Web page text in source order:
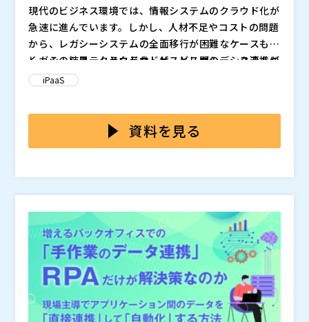
す。
が将来的な運用負荷につながるのか、といった“構造的
な課題”を整理しながら、今後の自治体DXを見据えたデ
ータ連携の考え方について触れていきます。
・自治体の情報政策課／DX推進部門／基幹システム担
当の方 ・書かない窓口／オンライン申請の導入・検討
を進めている方 ・オンライン申請後の手入力作業や運
用負荷に課題を感じている方 ・標準準拠システムと既
存システムの連携整理に悩んでいる方 ・個別連携の増
ながら、将来的な運用負荷も抑えたい方 ・自治体DXを
見据えたデータ連携基盤の考え方を整理したい方
フロントヤード改革を進める中で重要になるのは、単
に新しいシステムを導入することではなく、
個別連携を積み上げ続けるのではなく、今後の自治体
DX・標準化後運用・バックヤード改革まで見据えなが
マジセミ株式会社（
※共催、協賛、協力、講演企業は将来的に追加、削除さ
れる可能性があります。
現代のビジネス環境では、情報システムのクラウド化が
急速に進んでいます。しかし、人材不足やコストの問題
から、レガシーシステムの全面移行が困難なケースも多
く、その結果、クラウドサービスとレガシーシステムが
並行して運用される状況が見られます。
レガシーシステムとクラウドサービス間のデータ連携に
ついては、手作業による入力で対応している企業が多い
連携する必要がある場合は尚更その弊害が大きくなりま
す。これによりビジネスプロセスの遅延や、意思決定の
間をシームレスに連携する方法を具体的に解説します。
低コストで導入可能なAPI連携ツール「Quickwork Au
のクラウドサービスとレガシーシステム間のリアルタイ
ム連携をノーコードで実現できます。データ連携の課題
に直面している方、効率的なデータ連携ソリューション
をお探しの方は、ぜひご参加ください。
quickwork（） 株式会社オープンソース活用研究所（
） マジセミ株式会社（）
iPaaS
資料を見る